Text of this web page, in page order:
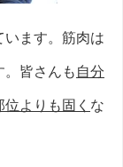
います。筋肉は
。皆さんも 自分
よりも固く な